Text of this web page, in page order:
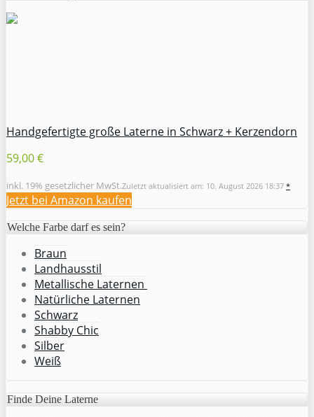
Handgefertigte große Laterne in Schwarz + Kerzendorn
59,00 €
inkl. 19% gesetzlicher MwSt.Zuletzt aktualisiert am: 10. August 2026 18:37 *
Jetzt bei Amazon kaufen
Welche Farbe darf es sein?
Braun
Landhausstil
Metallische Laternen
Natürliche Laternen
Schwarz
Shabby Chic
Silber
Weiß
Finde Deine Laterne